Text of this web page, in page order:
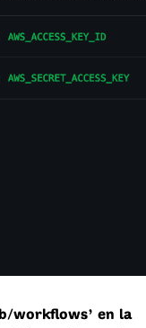
workflows’ en la